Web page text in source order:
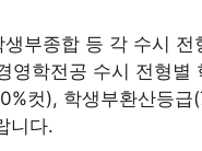
부종합 등 각 수시
영학전공 수시 전형
컷), 학생부환산등
니다.